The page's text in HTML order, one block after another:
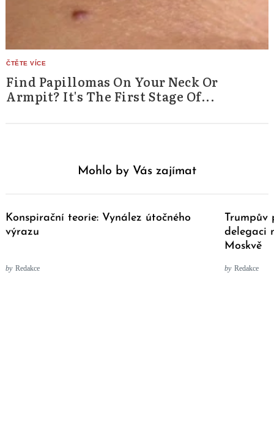
Find Papillomas On Your Neck Or
Armpit? It's The First Stage Of...
Mohlo by Vás zajímat
Konspirační teorie: Vynález útočného
výrazu
by Redakce
Trumpův
delegaci
Moskvě
by Redakce